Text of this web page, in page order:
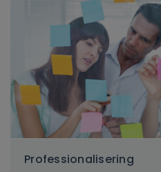
Professionalisering